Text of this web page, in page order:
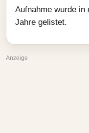
Aufnahme wurde in
Jahre gelistet.
Anzeige